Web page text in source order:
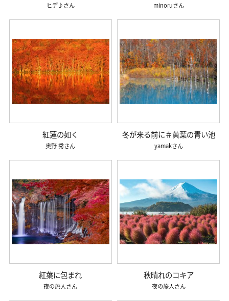
ヒデ♪ minoru
紅蓮の如く
奥野 秀
冬が来る前に＃黄葉の青い池
yamak
紅葉に包まれ
夜の旅人
秋晴れのコキア
夜の旅人